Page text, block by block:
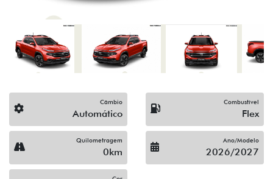
Câmbio
0km 2026/2027
Cor
Vermelho